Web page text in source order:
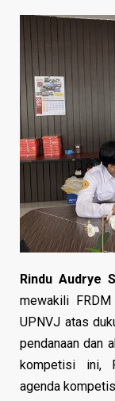
Rindu Audrye
mewakili
UPNVJ atas
pendanaan dan
kompetisi ini,
agenda